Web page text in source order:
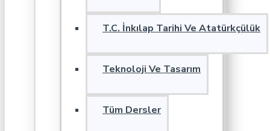
T.C. İnkılap Tarihi Ve Atatürkçülük
Teknoloji Ve Tasarım
Tüm Dersler